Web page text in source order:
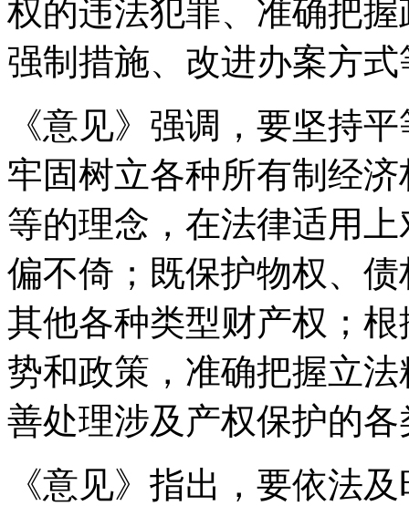
权的违法犯罪、准确把
强制措施、改进办案方
《意见》强调，要坚持
牢固树立各种所有制经
等的理念，在法律适用
偏不倚；既保护物权、
其他各种类型财产权；
势和政策，准确把握立
善处理涉及产权保护的
《意见》指出，要依法